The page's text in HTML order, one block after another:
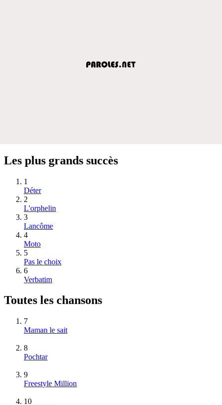
Les plus grands succès
1
Déter
2
L'orphelin
3
Lancôme
4
Moto
5
Pas le choix
6
Verbatim
Toutes les chansons
7
Maman le sait
8
Pochtar
9
Freestyle Million
10